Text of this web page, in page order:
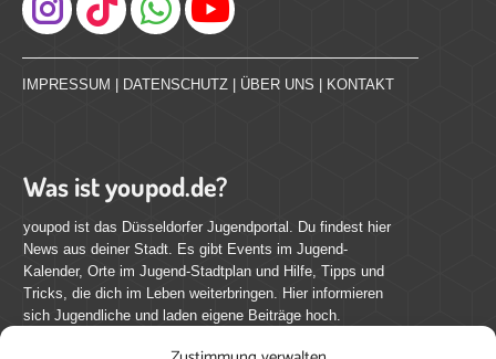
Instagram
IMPRESSUM | DATENSCHUTZ | ÜBER UNS | KONTAKT
Was ist youpod.de?
youpod ist das Düsseldorfer Jugendportal. Du findest hier
News aus deiner Stadt. Es gibt Events im Jugend-
Kalender, Orte im Jugend-Stadtplan und Hilfe, Tipps und
Tricks, die dich im Leben weiterbringen. Hier informieren
sich Jugendliche und laden eigene Beiträge hoch.